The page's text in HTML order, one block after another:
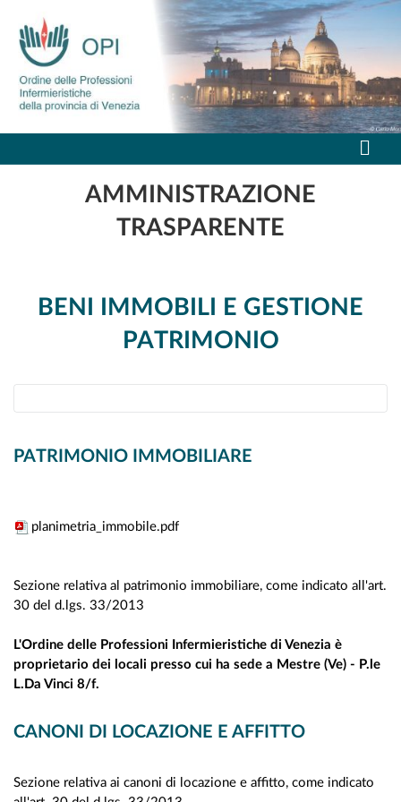
AMMINISTRAZIONE
TRASPARENTE
BENI IMMOBILI E GESTIONE
PATRIMONIO
PATRIMONIO IMMOBILIARE
planimetria_immobile.pdf
Sezione relativa al patrimonio immobiliare, come indicato all'art.
30 del d.lgs. 33/2013
L'Ordine delle Professioni Infermieristiche di Venezia è
proprietario dei locali presso cui ha sede a Mestre (Ve) - P.le
L.Da Vinci 8/f.
CANONI DI LOCAZIONE E AFFITTO
Sezione relativa ai canoni di locazione e affitto, come indicato